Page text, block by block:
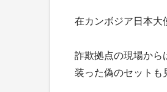
在カンボジア日本大
詐欺拠点の現場から
装った偽のセットも